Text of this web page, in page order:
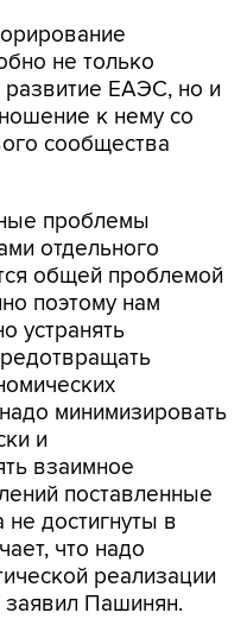
не только
ЕАЭС, но и
к нему со
сообщества
проблемы
отдельного
общей проблемой
поэтому нам
устранять
минимизировать
и
взаимное
поставленные
не достигнуты в
что надо
реализации
Пашинян.